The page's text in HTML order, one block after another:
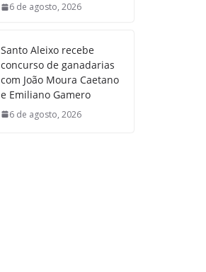
6 de agosto, 2026
Santo Aleixo recebe
concurso de ganadarias
com João Moura Caetano
e Emiliano Gamero
6 de agosto, 2026